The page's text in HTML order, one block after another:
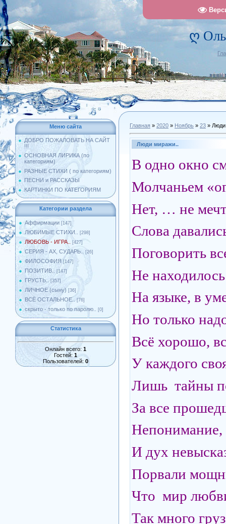
ღ
Меню сайта
ДОБРО ПОЖАЛОВАТЬ НА САЙТ
!!!
ОСНОВНАЯ ЛИРИКА (по
категориям)
РАЗНЫЕ СТИХИ ( по категориям)
ПЕСНИ и РАССКАЗЫ
КАРТИНКИ ПО КАТЕГОРИЯМ
Категории раздела
Аффирмации [147]
ЛЮБИМЫЕ СТИХИ.. [298]
ЛЮБОВЬ - ИГРА.. [427]
СЕРИЯ - АХ, СУДАРЬ.. [26]
ФИЛОСОФИЯ [147]
ПОЗИТИВ.. [147]
ГРУСТЬ.. [357]
ЛИЧНОЕ (сыну) [36]
ВСЁ ОСТАЛЬНОЕ.. [76]
скрыто - только по паролю.. [0]
Статистика
Онлайн всего: 1
Гостей: 1
Пользователей: 0
Главная » 2020 » Ноябрь » 23 »
Люди миражи..
В одно окно
Молчаньем
Нет, … не
Слова
Поговорить
Не
На языке, в
Но только
Всё хорошо,
У каждого
Лишь тайны
За все
И дух
Порвали
Что мир
Так много